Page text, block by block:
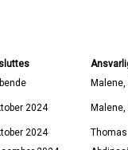
Malene,
2024
2024
Thomas